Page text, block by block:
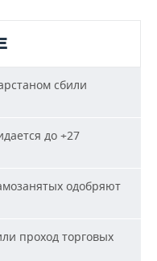
сбили
до +27
одобряют
проход торговых